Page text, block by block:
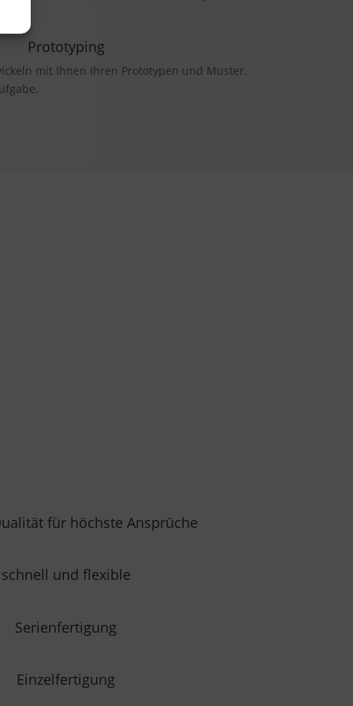
Prototyping
mit Ihnen Ihren Prototypen und Muster.
für höchste Ansprüche
schnell und flexible
Serienfertigung
Einzelfertigung